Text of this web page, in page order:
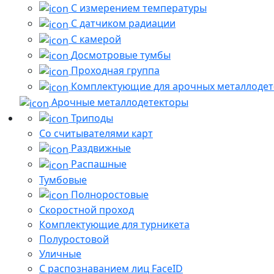
С измерением температуры
С датчиком радиации
С камерой
Досмотровые тумбы
Проходная группа
Комплектующие для арочных
Арочные металлодетекторы
Триподы
Со считывателями карт
Раздвижные
Распашные
Тумбовые
Полноростовые
Скоростной проход
Комплектующие для турникета
Полуростовой
Уличные
С распознаванием лиц FaceID